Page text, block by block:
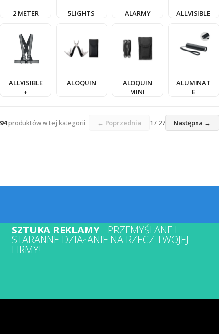
2 METER 5LIGHTS ALARMY ALLVISIBLE
ALLVISIBLE
+
ALOQUIN
ALOQUIN
MINI
ALUMINAT
E
94produktów w tej kategorii ← Poprzednia 1 / 27 Następna →
SZTUKA REKLAMY- PRZEMYŚLANE I
STARANNE DZIAŁANIE NA RZECZ TWOJEJ
FIRMY!